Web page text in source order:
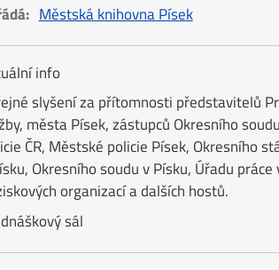
Městská knihovna Písek
info
slyšení za přítomnosti představitelů
města Písek, zástupců Okresního
ČR, Městské policie Písek, Okresního
Okresního soudu v Písku, Úřadu práce
organizací a dalších hostů.
sál